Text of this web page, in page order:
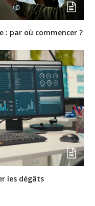
: par où commencer ?
les dégâts